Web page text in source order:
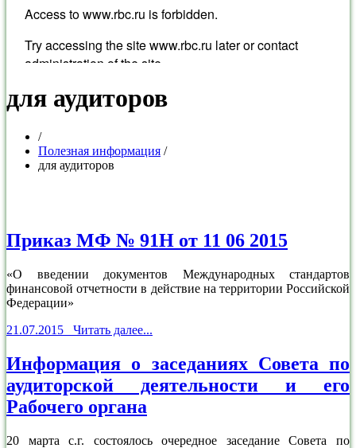
для аудиторов
/
Полезная информация /
для аудиторов
Приказ МФ № 91Н от 11 06 2015
«О введении документов Международных стандартов
финансовой отчетности в действие на территории Российской
Федерации»
21.07.2015 Читать далее...
Информация о заседаниях Совета по
аудиторской деятельности и его
Рабочего органа
20 марта c.г. состоялось очередное заседание Совета по